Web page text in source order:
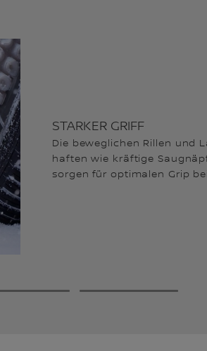
STARKER GRIFF
Die beweglichen Rillen und
haften wie kräftige
sorgen für optimalen Grip
2 3